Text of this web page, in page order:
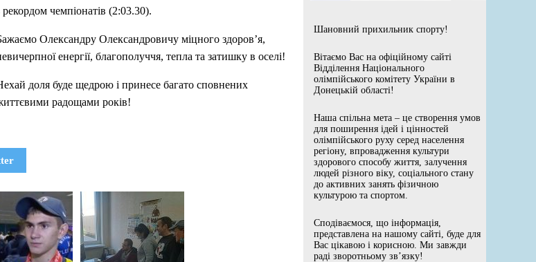
Шановний прихильник спорту!
Вітаємо Вас на офіційному сайті
Відділення Національного
олімпійського комітету України в
Донецькій області!
Наша спільна мета – це створення умов
для поширення ідей і цінностей
олімпійського руху серед населення
регіону, впровадження культури
здорового способу життя, залучення
людей різного віку, соціального стану
до активних занять фізичною
культурою та спортом.
Сподіваємося, що інформація,
представлена на нашому сайті, буде для
Вас цікавою і корисною. Ми завжди
раді зворотньому зв’язку!
рекордом чемпіонатів (2:03.30).
Олександру Олександровичу міцного здоров’я,
енергії, благополуччя, тепла та затишку в оселі!
доля буде щедрою і принесе багато сповнених
радощами років!